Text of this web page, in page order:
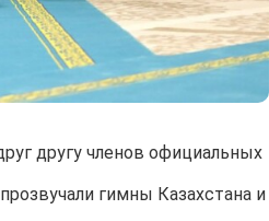
другу членов официальных
гимны Казахстана и